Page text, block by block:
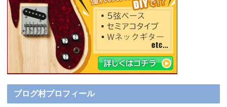
ブログ村プロフィール